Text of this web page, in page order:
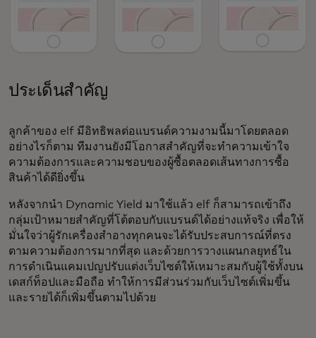
ประเด็นสำคัญ
ลูกค้าของ elf มีอิทธิพลต่อแบรนด์ความงามนี้มาโดยตลอด
อย่างไรก็ตาม ทีมงานยังมีโอกาสสำคัญที่จะทำความเข้าใจ
ความต้องการและความชอบของผู้ซื้อตลอดเส้นทางการซื้อ
สินค้าได้ดียิ่งขึ้น
หลังจากนำ Dynamic Yield มาใช้แล้ว elf ก็สามารถเข้าถึง
กลุ่มเป้าหมายสำคัญที่โต้ตอบกับแบรนด์ได้อย่างแท้จริง เพื่อให้
มั่นใจว่าผู้รักเครื่องสำอางทุกคนจะได้รับประสบการณ์ที่ตรง
ตามความต้องการมากที่สุด และด้วยการวางแผนกลยุทธ์ใน
การดำเนินแคมเปญปรับแต่งเว็บไซต์ให้เหมาะสมกับผู้ใช้ทั้งบน
เดสก์ท็อปและมือถือ ทำให้การมีส่วนร่วมกับเว็บไซต์เพิ่มขึ้น
และรายได้ก็เพิ่มขึ้นตามไปด้วย